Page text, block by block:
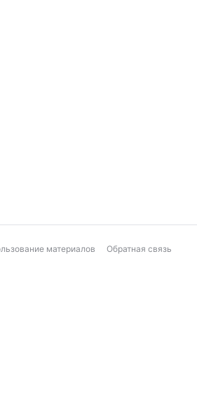
материалов Обратная связь